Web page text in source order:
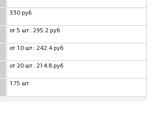
330 руб.
от 5 шт.: 295.2 руб.
от 10 шт.: 242.4 руб
от 20 шт.: 214.8 руб
175 шт.